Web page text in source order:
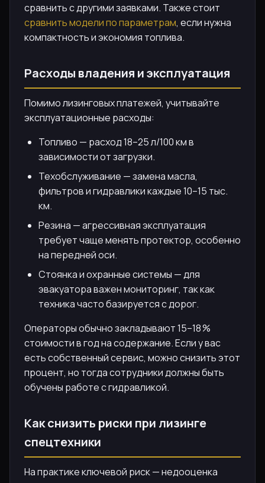
сравнить с другими заявками. Также стоит
сравнить модели по параметрам, если нужна
компактность и экономия топлива.
Расходы владения и эксплуатация
Помимо лизинговых платежей, учитывайте
эксплуатационные расходы:
Топливо — расход 18–25 л/100 км в
зависимости от загрузки.
Техобслуживание — замена масла,
фильтров и гидравлики каждые 10–15 тыс.
км.
Резина — агрессивная эксплуатация
требует чаще менять протектор, особенно
на передней оси.
Стоянка и охранные системы — для
эвакуатора важен мониторинг, так как
техника часто базируется с дорог.
Операторы обычно закладывают 15–18 %
стоимости в год на содержание. Если у вас
есть собственный сервис, можно снизить этот
процент, но тогда сотрудники должны быть
обучены работе с гидравликой.
Как снизить риски при лизинге
спецтехники
На практике ключевой риск — недооценка